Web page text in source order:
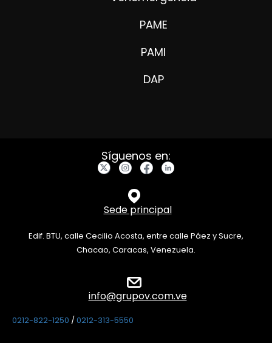
PAME
PAMI
DAP
Síguenos en:
Sede principal
Edif. BTU, calle Cecilio Acosta, entre calle Páez y Sucre,
Chacao, Caracas, Venezuela.
info@grupov.com.ve
0212-822-1250 /0212-313-5550